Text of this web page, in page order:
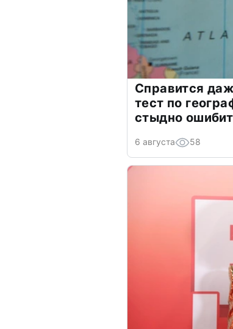
Справится
тест по
стыдно
6 августа 58